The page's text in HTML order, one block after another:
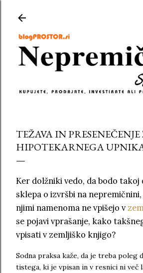
TEŽAVA IN
HIPOTEKARNEGA
Ker dolžniki vedo, da bodo takoj
sklepa o izvršbi na
njimi namenoma ne vpišejo v
se pojavi vprašanje, kako
vpisati v zemljiško knjigo?
Sodna praksa kaže, da je treba
tistega, ki je vpisan in v resnici ni več